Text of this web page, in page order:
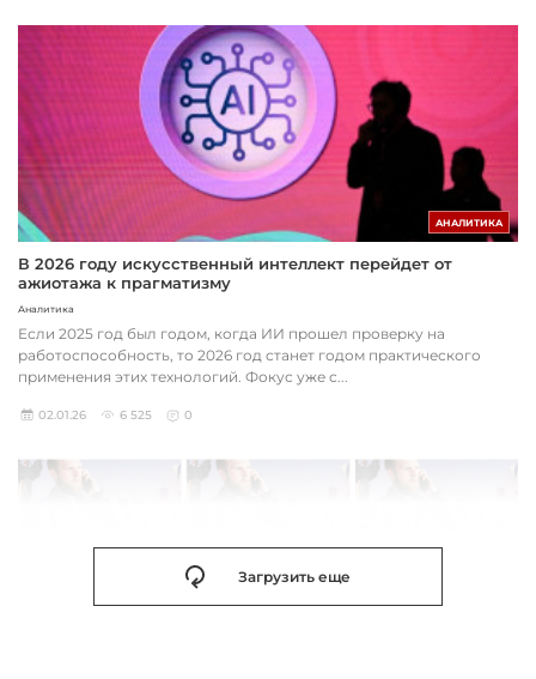
АНАЛИТИКА
В 2026 году искусственный интеллект перейдет от
ажиотажа к прагматизму
Аналитика
Если 2025 год был годом, когда ИИ прошел проверку на
работоспособность, то 2026 год станет годом практического
применения этих технологий. Фокус уже с...
02.01.26 6 525 0
Загрузить еще